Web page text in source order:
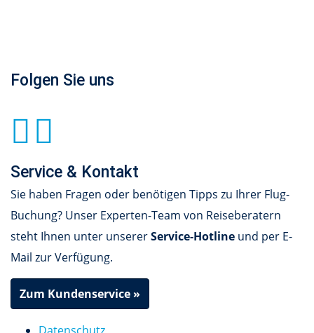
Folgen Sie uns
Service & Kontakt
Sie haben Fragen oder benötigen Tipps zu Ihrer Flug-
Buchung? Unser Experten-Team von Reiseberatern
steht Ihnen unter unsererService-Hotline und per E-
Mail zur Verfügung.
Zum Kundenservice »